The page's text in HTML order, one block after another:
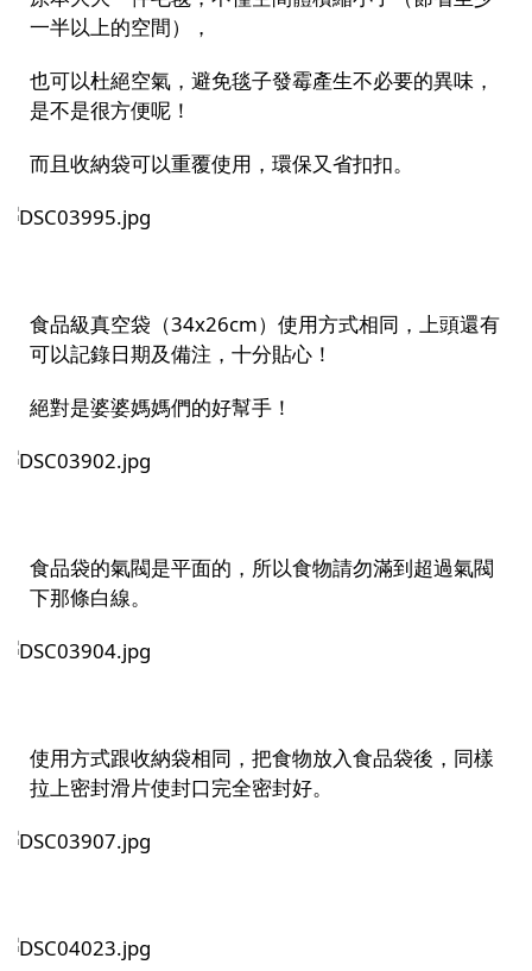
一半以上的空間）
，
也可以杜絕空氣，避免毯子發霉產生不必要的異味，
是不是很方便呢！
而且收納袋可以重覆使用，環保又省扣扣。
食品級真空袋（34x26cm）使用方式相同，上頭還有
可以記錄日期及備注，十分貼心！
絕對是婆婆媽媽們的好幫手！
食品袋的氣閥是平面的，所以食物請勿滿到超過氣閥
下那條白線。
使用方式跟收納袋相同，把食物放入食品袋後，同樣
拉上密封滑片使封口完全密封好。